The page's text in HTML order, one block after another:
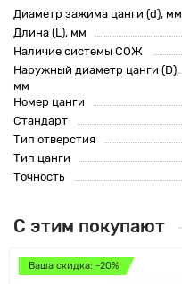
Диаметр зажима цанги (d), мм
Длина (L), мм
Наличие системы СОЖ
Наружный диаметр цанги (D),
мм
Номер цанги
Стандарт
Тип отверстия
Тип цанги
Точность
С этим покупают
Ваша скидка: -20%